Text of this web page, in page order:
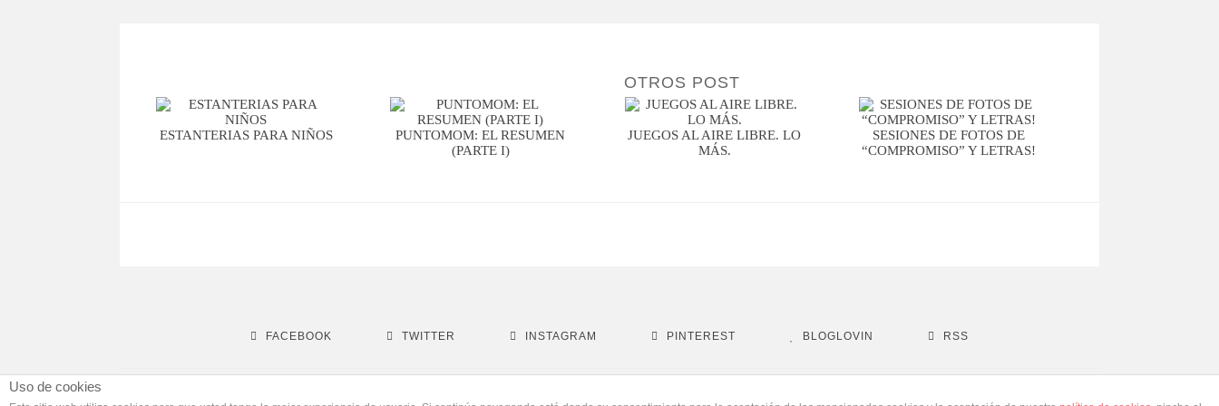
OTROS POST
ESTANTERIAS PARA NIÑOS
PUNTOMOM: EL RESUMEN
(PARTE I)
JUEGOS AL AIRE LIBRE. LO
MÁS.
SESIONES DE FOTOS DE
“COMPROMISO” Y LETRAS!
FACEBOOK TWITTER INSTAGRAM PINTEREST BLOGLOVIN RSS
Uso de cookies